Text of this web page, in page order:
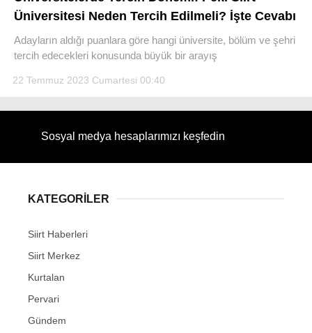
Üniversitesi Neden Tercih Edilmeli? İşte Cevabı
Adayların aldığı puanlara göre hangi üniversite, bölüm ve şehri
tercih edecekleri konusunda büyük bir arayış
22 Temmuz 2023 Cumartesi 00:40
Sosyal medya hesaplarımızı keşfedin
KATEGORİLER
Siirt Haberleri
Siirt Merkez
Kurtalan
Pervari
Gündem